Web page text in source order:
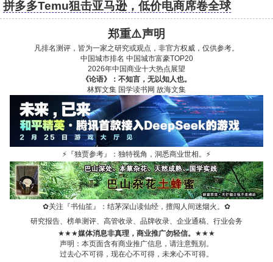
Shein
拼多多Temu狙击亚马逊，低价电商席卷全球
郑重⚠️声明
凡排名测评，皆为一家之研究或观点，非官方权威，仅供参考。
中国城市排名 中国城市富豪TOP20
2026年中国商业十大热点展望
《论语》：不知言，无以知人也。
林辉文集 国学读书网 故海文集
⚡ 『独贾参考』：独特视角，洞悉商业世相。 ⚡
✿关注『书仙笙』：结茅深山读仙经，擅闯人间迷烟火。 ✿
研究报告、榜单测评、高管收录、品牌收录、企业通稿、行业会务
★★★媒体消息非真理，商业推广勿轻信。 ★★★
声明：本页面含有商业推广信息，请注意甄别。
过去心不可得，现在心不可得，未来心不可得。